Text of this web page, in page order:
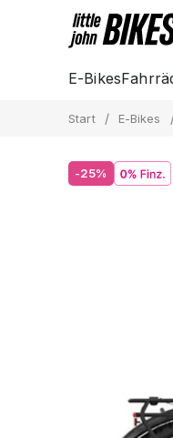
E-Bikes
Start / E-Bikes
-25%